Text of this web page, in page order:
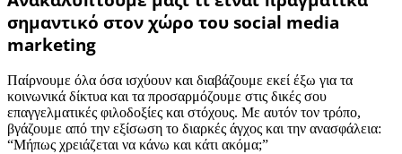
σημαντικό στον χώρο του social media
marketing
Παίρνουμε όλα όσα ισχύουν και διαβάζουμε εκεί έξω για τα
κοινωνικά δίκτυα και τα προσαρμόζουμε στις δικές σου
επαγγελματικές φιλοδοξίες και στόχους. Με αυτόν τον τρόπο,
βγάζουμε από την εξίσωση το διαρκές άγχος και την ανασφάλεια:
“Μήπως χρειάζεται να κάνω και κάτι ακόμα;”